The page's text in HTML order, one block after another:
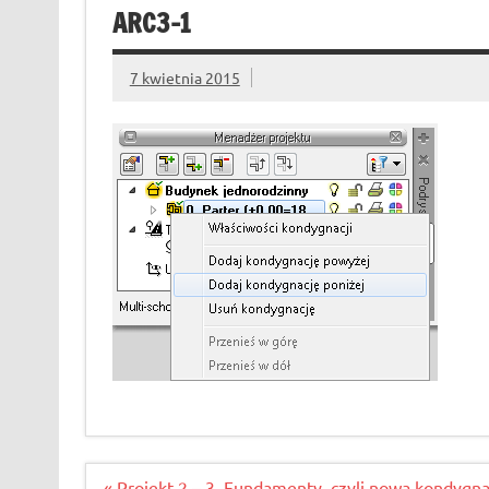
ARC3-1
7 kwietnia 2015